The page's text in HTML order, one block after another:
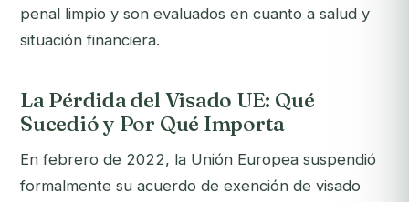
penal limpio y son evaluados en cuanto a salud y
situación financiera.
La Pérdida del Visado UE: Qué
Sucedió y Por Qué Importa
En febrero de 2022, la Unión Europea suspendió
formalmente su acuerdo de exención de visado